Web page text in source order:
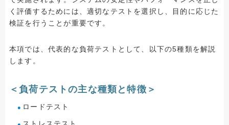
く評価するためには、適切なテストを選択し、目的に応じた
検証を行うことが重要です。
本項では、代表的な負荷テストとして、以下の5種類を解説
します。
＜負荷テストの主な種類と特徴＞
ロードテスト